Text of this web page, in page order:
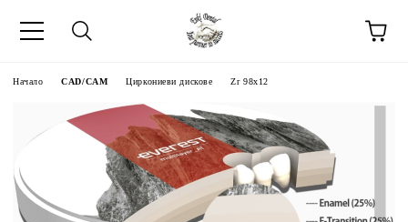
Начало CAD/CAM Циркониеви дискове Zr 98x12